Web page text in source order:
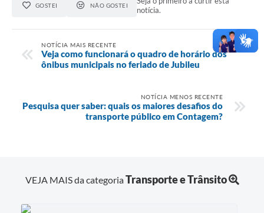
GOSTEI NÃO GOSTEI
notícia.
NOTÍCIA MAIS RECENTE
Veja como funcionará o quadro de horário dos
ônibus municipais no feriado de Jubileu
NOTÍCIA MENOS RECENTE
Pesquisa quer saber: quais os maiores desafios do
transporte público em Contagem?
VEJA MAIS da categoriaTransporte e Trânsito